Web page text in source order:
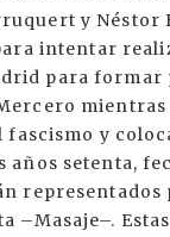
y
intentar
para formar
fascismo y
años setenta,
–Masaje–.